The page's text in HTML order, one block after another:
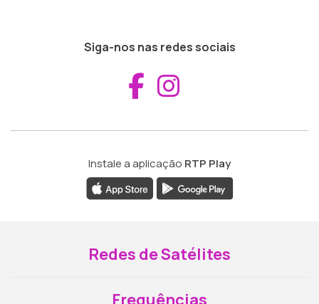
Siga-nos nas redes sociais
Aceder ao
Instale a aplicação RTP Play
Redes de Satélites
Frequências